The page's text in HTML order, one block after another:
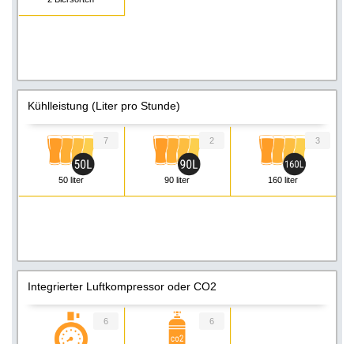
Kühlleistung (Liter pro Stunde)
50 liter
7
90 liter
2
160 liter
3
Integrierter Luftkompressor oder CO2
6 6